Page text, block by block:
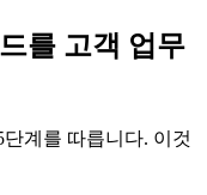
를 고객 업무
계를 따릅니다. 이것